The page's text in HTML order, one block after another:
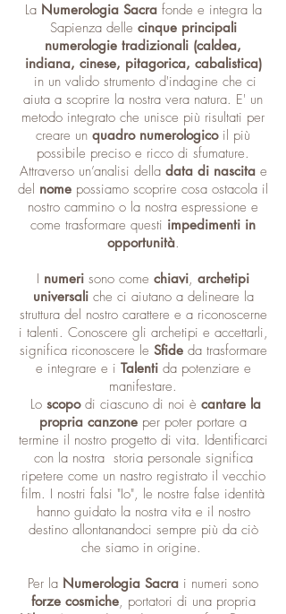
La Numerologia Sacrafonde e integra la
Sapienza delle cinque principali
numerologie tradizionali (caldea,
indiana, cinese, pitagorica, cabalistica)
in un valido strumento d'indagine che ci
aiuta a scoprire la nostra vera natura. E' un
metodo integrato che unisce più risultati per
creare un quadro numerologicoil più
possibile preciso e ricco di sfumature.
Attraverso un’analisi della data di nascita e
del nome possiamo scoprire cosa ostacola il
nostro cammino o la nostra espressione e
come trasformare questi impedimenti in
opportunità.
I numeri sono come chiavi, archetipi
universali che ci aiutano a delineare la
struttura del nostro carattere e a riconoscerne
i talenti. Conoscere gli archetipi e accettarli,
significa riconoscere le Sfide da trasformare
e integrare e i Talenti da potenziare e
manifestare.
Lo scopodi ciascuno di noi è cantare la
propria canzone per poter portare a
termine il nostro progetto di vita. Identificarci
con la nostra storia personale significa
ripetere come un nastro registrato il vecchio
film. I nostri falsi "Io", le nostre false identità
hanno guidato la nostra vita e il nostro
destino allontanandoci sempre più da ciò
che siamo in origine.
Per la Numerologia Sacra i numeri sono
forze cosmiche, portatori di una propria